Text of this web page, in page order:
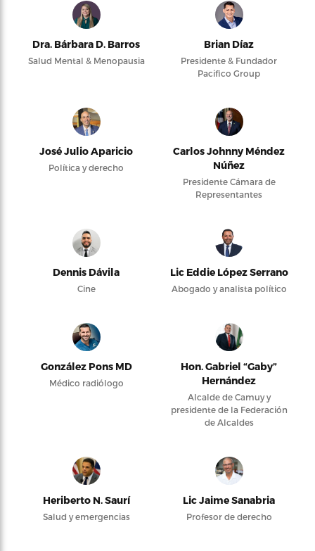
Dra. Bárbara D. Barros
Salud Mental & Menopausia
Brian Díaz
Presidente & Fundador
Pacifico Group
José Julio Aparicio
Política y derecho
Carlos Johnny Méndez
Núñez
Presidente Cámara de
Representantes
Dennis Dávila
Cine
Lic Eddie López Serrano
Abogado y analista político
González Pons MD
Médico radiólogo
Hon. Gabriel “Gaby”
Hernández
Alcalde de Camuy y
presidente de la Federación
de Alcaldes
Heriberto N. Saurí
Salud y emergencias
Lic Jaime Sanabria
Profesor de derecho